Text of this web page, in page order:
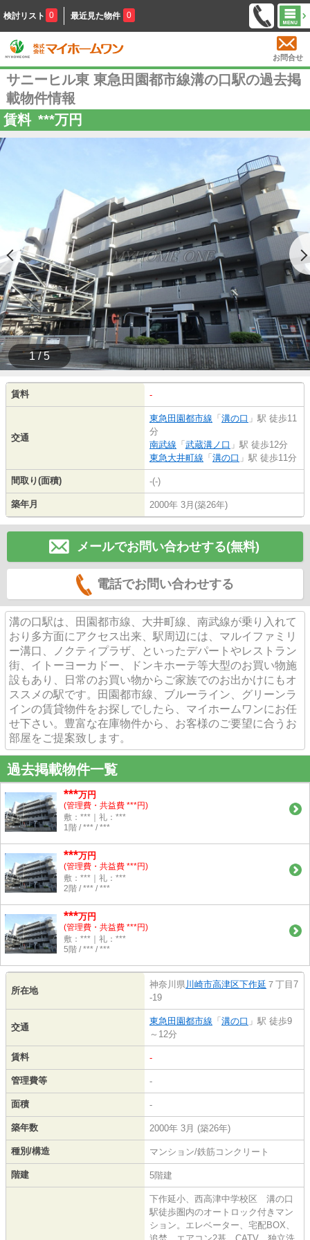
検討リスト 0 最近見た物件 0
お問合せ
サニーヒル東 東急田園都市線溝の口駅の過去掲
載物件情報
賃料 ***万円
1 / 5
賃料 -
交通
東急田園都市線 「 溝の口 」駅 徒歩11
分
南武線 「 武蔵溝ノ口 」駅 徒歩12分
東急大井町線 「 溝の口 」駅 徒歩11分
間取り(面積) -(-)
築年月 2000年 3月(築26年)
メールでお問い合わせする(無料)
電話でお問い合わせする
溝の口駅は、田園都市線、大井町線、南武線が乗り入れて
おり多方面にアクセス出来、駅周辺には、マルイファミリ
ー溝口、ノクティプラザ、といったデパートやレストラン
街、イトーヨーカドー、ドンキホーテ等大型のお買い物施
設もあり、日常のお買い物からご家族でのお出かけにもオ
ススメの駅です。田園都市線、ブルーライン、グリーンラ
インの賃貸物件をお探しでしたら、マイホームワンにお任
せ下さい。豊富な在庫物件から、お客様のご要望に合うお
部屋をご提案致します。
過去掲載物件一覧
***万円
(管理費・共益費 ***円)
敷：***｜礼：***
1階 / *** / ***
***万円
(管理費・共益費 ***円)
敷：***｜礼：***
2階 / *** / ***
***万円
(管理費・共益費 ***円)
敷：***｜礼：***
5階 / *** / ***
所在地
神奈川県川崎市高津区下作延 ７丁目7
-19
交通
東急田園都市線 「 溝の口 」駅 徒歩9
～12分
賃料 -
管理費等 -
面積 -
築年数 2000年 3月 (築26年)
種別/構造 マンション/鉄筋コンクリート
階建 5階建
下作延小、西高津中学校区 溝の口
駅徒歩圏内のオートロック付きマン
ション。エレベーター、宅配BOX、